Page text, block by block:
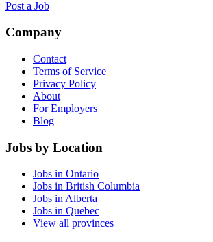
Post a Job
Company
Contact
Terms of Service
Privacy Policy
About
For Employers
Blog
Jobs by Location
Jobs in Ontario
Jobs in British Columbia
Jobs in Alberta
Jobs in Quebec
View all provinces